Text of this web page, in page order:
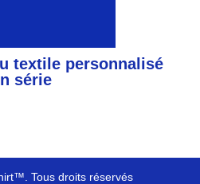
textile personnalisé
série
Tous droits réservés